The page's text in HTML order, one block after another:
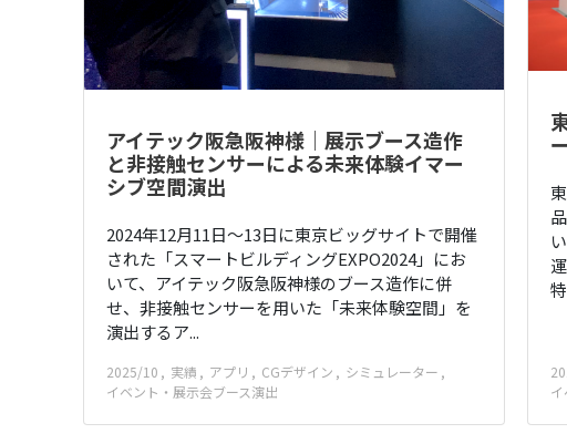
アイテック阪急阪神様｜展示ブース造作
と非接触センサーによる未来体験イマー
シブ空間演出
2024年12月11日〜13日に東京ビッグサイトで開催
された「スマートビルディングEXPO2024」にお
いて、アイテック阪急阪神様のブース造作に併
せ、非接触センサーを用いた「未来体験空間」を
演出するア...
2025/10 実績 アプリ CGデザイン
シミュレーター
イベント・展示会ブース演出